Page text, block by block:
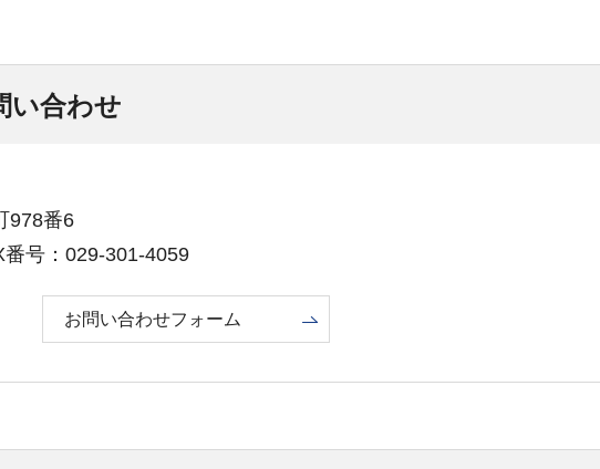
い合わせ
978番6
番号：029-301-4059
お問い合わせフォーム